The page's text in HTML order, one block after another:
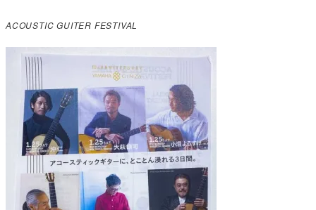
ACOUSTIC GUITER FESTIVAL